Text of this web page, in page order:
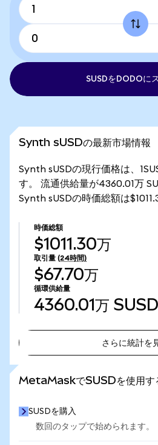
SUSDをDODOに
Synth sUSDの最新市場情報
Synth sUSDの現行価格は、
す。 流通供給量が4360.01万
Synth sUSDの時価総額は
時価総額
$1011.30万
取引量 (24時間)
$67.70万
循環供給量
4360.01万 SUSD
さらに統計を
MetaMaskでSUSDを使用す
SUSDを購入
数回のタップで始められます。